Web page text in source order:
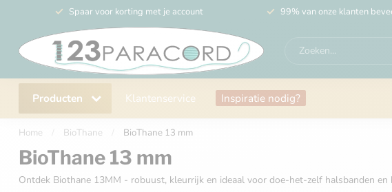
Spaar voor korting met je account 99% van onze klanten
Producten Klantenservice Inspiratie nodig?
Home BioThane BioThane 13 mm
BioThane 13 mm
Ontdek Biothane 13MM - robuust, kleurrijk en ideaal voor doe-het-zelf halsbanden en